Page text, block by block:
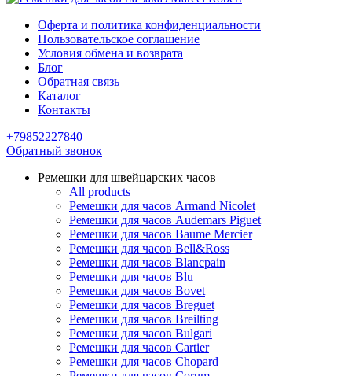
Оферта и политика конфиденциальности
Пользовательское соглашение
Условия обмена и возврата
Блог
Обратная связь
Каталог
Контакты
+79852227840
Обратный звонок
Ремешки для швейцарских часов
All products
Ремешки для часов Armand Nicolet
Ремешки для часов Audemars Piguet
Ремешки для часов Baume Mercier
Ремешки для часов Bell&Ross
Ремешки для часов Blancpain
Ремешки для часов Blu
Ремешки для часов Bovet
Ремешки для часов Breguet
Ремешки для часов Breilting
Ремешки для часов Bulgari
Ремешки для часов Cartier
Ремешки для часов Chopard